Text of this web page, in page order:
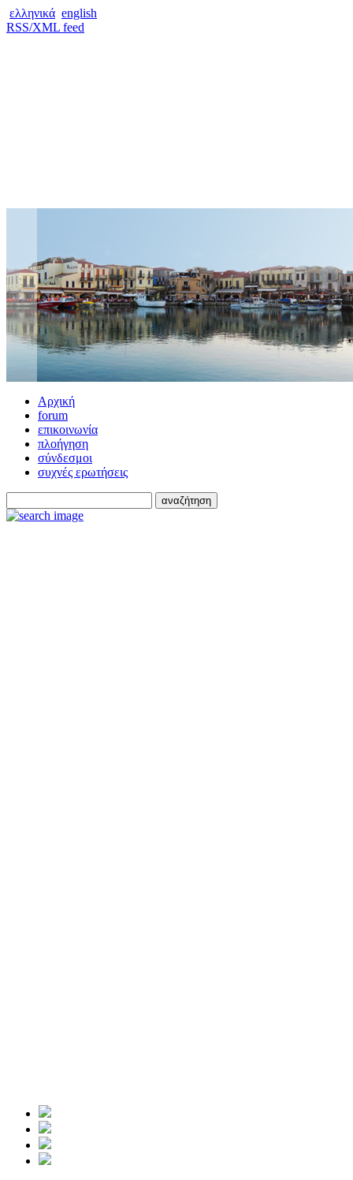
ελληνικά english
RSS/XML feed
Αρχική
forum
επικοινωνία
πλοήγηση
σύνδεσμοι
συχνές ερωτήσεις